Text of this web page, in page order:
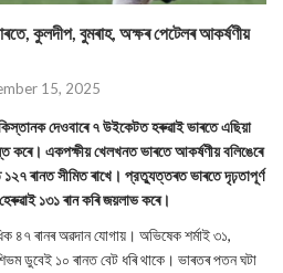
কুলদীপ, বুমৰাহ, অক্ষৰ পেটেলৰ আকৰ্ষণীয়
15, 2025
দেওবাৰে ৭ উইকেটত হৰুৱাই ভাৰতে এছিয়া
কৰে। একপক্ষীয় খেলখনত ভাৰতে আকর্ষণীয় বলিঙেৰে
ৰানত সীমিত ৰাখে। প্রত্যুত্তৰত ভাৰতে দৃঢ়তাপূর্ণ
১৩১ ৰান কৰি জয়লাভ কৰে।
৪৭ ৰানৰ অৱদান যোগায়। অভিষেক শর্মাই ৩১,
ডুবেই ১০ ৰানত বেট ধৰি থাকে। ভাৰতৰ পতন ঘটা